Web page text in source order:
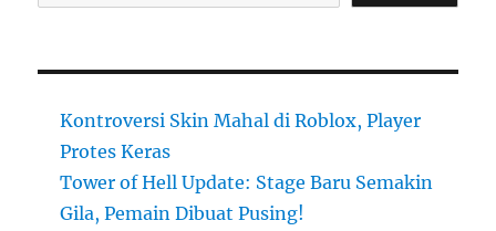
Kontroversi Skin Mahal di Roblox, Player
Protes Keras
Tower of Hell Update: Stage Baru Semakin
Gila, Pemain Dibuat Pusing!